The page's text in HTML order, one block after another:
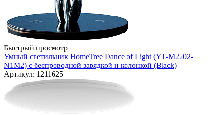
Быстрый просмотр
Умный светильник HomeTree Dance of Light (YT-M2202-
N1M2) с беспроводной зарядкой и колонкой (Black)
Артикул: 1211625